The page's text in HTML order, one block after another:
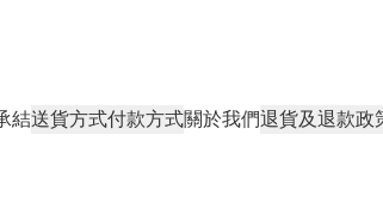
結送貨方式付款方式關於我們退貨及退款政